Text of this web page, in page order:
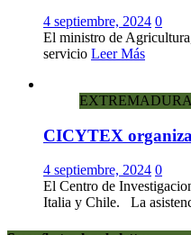
4 septiembre, 2024 0
El ministro de
servicio Leer Más
EXTREMADURA
CICYTEX
4 septiembre, 2024 0
El Centro de
Italia y Chile. La